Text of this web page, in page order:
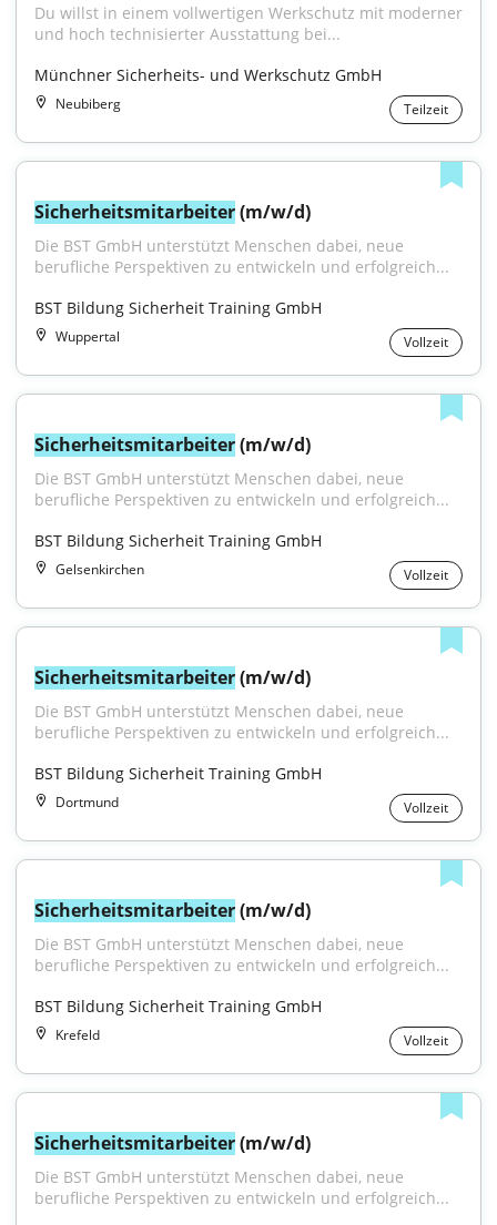
Du willst in einem vollwertigen Werkschutz mit moderner
und hoch technisierter Ausstattung bei...
Münchner Sicherheits- und Werkschutz GmbH
Neubiberg Teilzeit
Sicherheitsmitarbeiter (m/w/d)
Die BST GmbH unterstützt Menschen dabei, neue
berufliche Perspektiven zu entwickeln und erfolgreich...
BST Bildung Sicherheit Training GmbH
Wuppertal Vollzeit
Sicherheitsmitarbeiter (m/w/d)
Die BST GmbH unterstützt Menschen dabei, neue
berufliche Perspektiven zu entwickeln und erfolgreich...
BST Bildung Sicherheit Training GmbH
Gelsenkirchen Vollzeit
Sicherheitsmitarbeiter (m/w/d)
Die BST GmbH unterstützt Menschen dabei, neue
berufliche Perspektiven zu entwickeln und erfolgreich...
BST Bildung Sicherheit Training GmbH
Dortmund Vollzeit
Sicherheitsmitarbeiter (m/w/d)
Die BST GmbH unterstützt Menschen dabei, neue
berufliche Perspektiven zu entwickeln und erfolgreich...
BST Bildung Sicherheit Training GmbH
Krefeld Vollzeit
Sicherheitsmitarbeiter (m/w/d)
Die BST GmbH unterstützt Menschen dabei, neue
berufliche Perspektiven zu entwickeln und erfolgreich...